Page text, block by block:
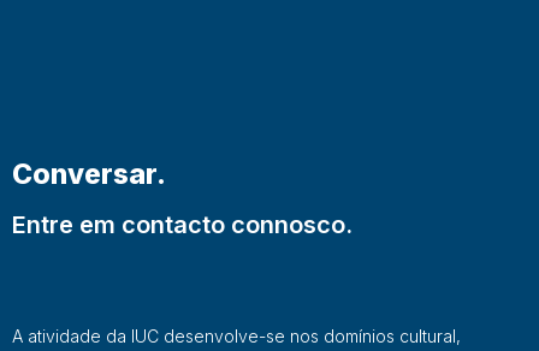
Conversar.
Entre em contacto connosco.
A atividade da IUC desenvolve-se nos domínios cultural,